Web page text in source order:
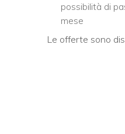
possibilità di
mese
Le offerte sono